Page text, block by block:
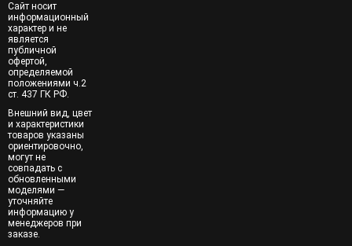
Сайт носит
информационный
характер и не
является
публичной
офертой,
определяемой
положениями ч.2
ст. 437 ГК РФ.
Внешний вид, цвет
и характеристики
товаров указаны
ориентировочно,
могут не
совпадать с
обновленными
моделями —
уточняйте
информацию у
менеджеров при
заказе.